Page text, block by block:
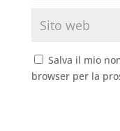
Salva il mio
browser per la